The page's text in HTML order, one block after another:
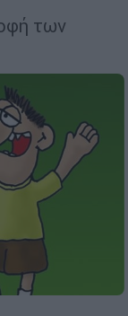
των